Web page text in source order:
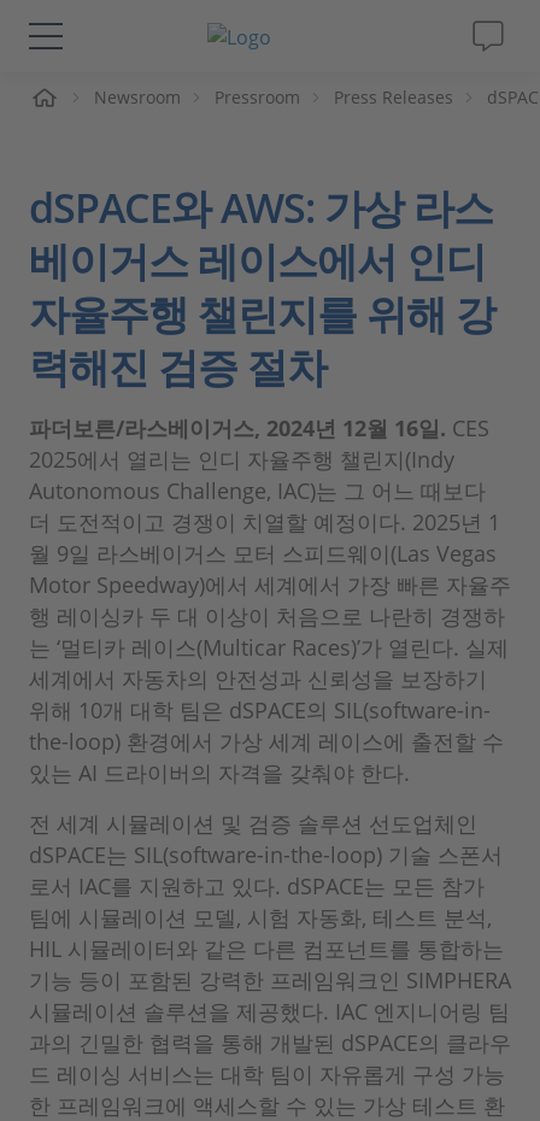
솔루션 및 제품
동영상
Magazine
회사
인재채용
Newsroom Pressroom Press Releases
dSPACE와 AWS: 가상 라스
베이거스 레이스에서 인디
자율주행 챌린지를 위해 강
력해진 검증 절차
파더보른/라스베이거스, 2024년 12월 16일. CES
2025에서 열리는 인디 자율주행 챌린지(Indy
Autonomous Challenge, IAC)는 그 어느 때보다
더 도전적이고 경쟁이 치열할 예정이다. 2025년 1
월 9일 라스베이거스 모터 스피드웨이(Las Vegas
Motor Speedway)에서 세계에서 가장 빠른 자율주
행 레이싱카 두 대 이상이 처음으로 나란히 경쟁하
는 ‘멀티카 레이스(Multicar Races)’가 열린다. 실제
세계에서 자동차의 안전성과 신뢰성을 보장하기
위해 10개 대학 팀은 dSPACE의 SIL(software-in-
the-loop) 환경에서 가상 세계 레이스에 출전할 수
있는 AI 드라이버의 자격을 갖춰야 한다.
전 세계 시뮬레이션 및 검증 솔루션 선도업체인
dSPACE는 SIL(software-in-the-loop) 기술 스폰서
로서 IAC를 지원하고 있다. dSPACE는 모든 참가
팀에 시뮬레이션 모델, 시험 자동화, 테스트 분석,
HIL 시뮬레이터와 같은 다른 컴포넌트를 통합하는
기능 등이 포함된 강력한 프레임워크인 SIMPHERA
시뮬레이션 솔루션을 제공했다. IAC 엔지니어링 팀
과의 긴밀한 협력을 통해 개발된 dSPACE의 클라우
드 레이싱 서비스는 대학 팀이 자유롭게 구성 가능
한 프레임워크에 액세스할 수 있는 가상 테스트 환